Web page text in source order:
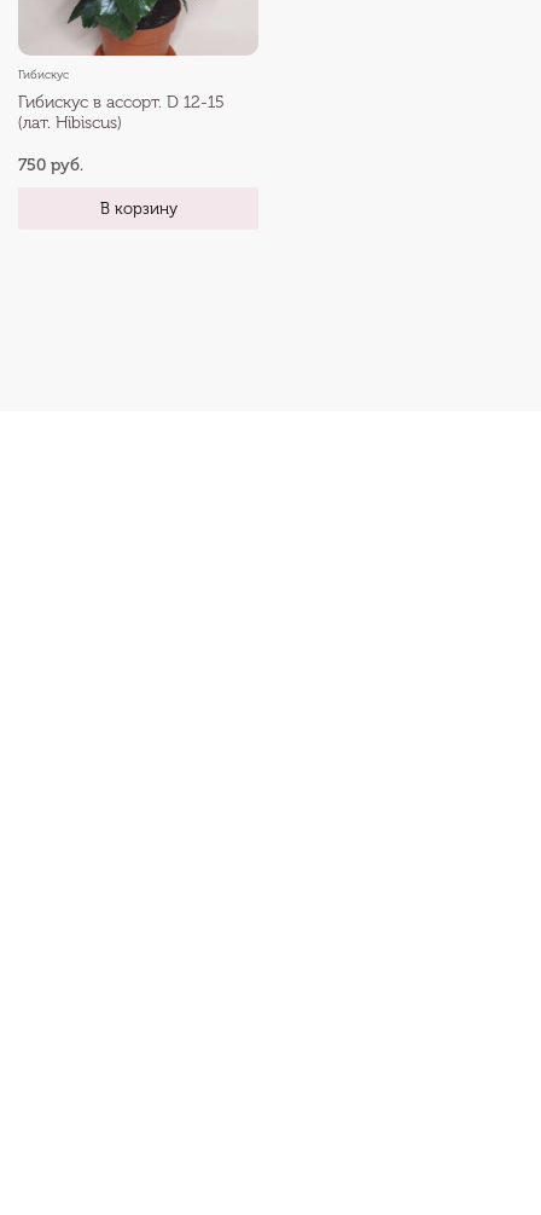
Гибискус
Гибискус в ассорт. D 12-15
(лат. Hibiscus)
750 руб.
В корзину